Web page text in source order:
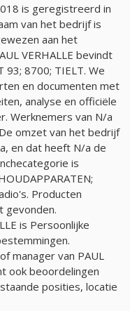
is geregistreerd in
van het bedrijf is
aan het
VERHALLE bevindt
93; 8700; TIELT. We
en documenten met
analyse en officiële
Werknemers van N/a
omzet van het bedrijf
, en dat heeft N/a de
is
Producten
gevonden.
is Persoonlijke
manager van PAUL
ook beoordelingen
posities, locatie